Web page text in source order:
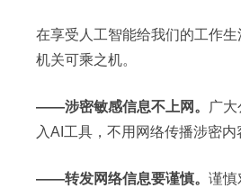
在享受人工智能给我们的工作
机关可乘之机。
——涉密敏感信息不上网。
广
入AI工具，不用网络传播涉密内
——转发网络信息要谨慎。 谨慎